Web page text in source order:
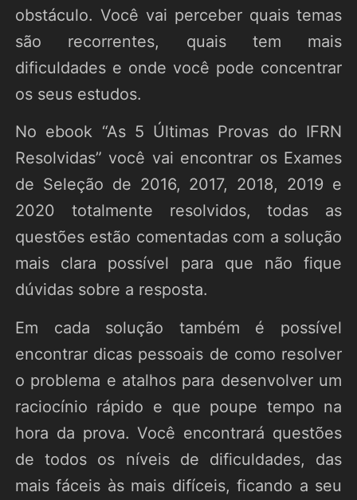
obstáculo. Você vai perceber quais temas
são recorrentes, quais tem mais
dificuldades e onde você pode concentrar
os seus estudos.
No ebook “As 5 Últimas Provas do IFRN
Resolvidas” você vai encontrar os Exames
de Seleção de 2016, 2017, 2018, 2019 e
2020 totalmente resolvidos, todas as
questões estão comentadas com a solução
mais clara possível para que não fique
dúvidas sobre a resposta.
Em cada solução também é possível
encontrar dicas pessoais de como resolver
o problema e atalhos para desenvolver um
raciocínio rápido e que poupe tempo na
hora da prova. Você encontrará questões
de todos os níveis de dificuldades, das
mais fáceis às mais difíceis, ficando a seu